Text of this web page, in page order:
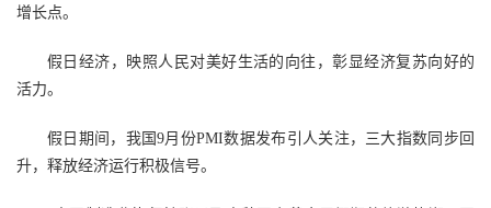
增长点。
假日经济，映照人民对美好生活的向往，彰显经济复苏向好的
活力。
假日期间，我国9月份PMI数据发布引人关注，三大指数同步回
升，释放经济运行积极信号。